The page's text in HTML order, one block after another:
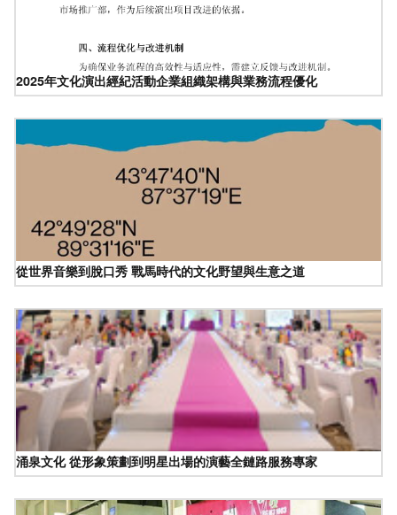
2025年文化演出經紀活動企業組織架構與業務流程優化
從世界音樂到脫口秀 戰馬時代的文化野望與生意之道
涌泉文化 從形象策劃到明星出場的演藝全鏈路服務專家